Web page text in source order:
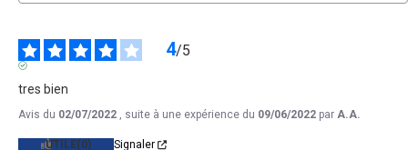
4/5
tres bien
Avis du 02/07/2022 , suite à une expérience du 09/06/2022 par A.A.
UTILE(0) Signaler